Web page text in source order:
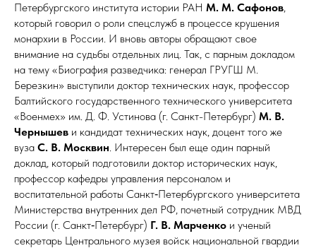
Петербургского института истории РАН М. М. Сафонов,
который говорил о роли спецслужб в процессе крушения
монархии в России. И вновь авторы обращают свое
внимание на судьбы отдельных лиц. Так, с парным докладом
на тему «Биография разведчика: генерал ГРУГШ М.
Березкин» выступили доктор технических наук, профессор
Балтийского государственного технического университета
«Военмех» им. Д. Ф. Устинова (г. Санкт-Петербург) М. В.
Чернышев и кандидат технических наук, доцент того же
вуза С. В. Москвин. Интересен был еще один парный
доклад, который подготовили доктор исторических наук,
профессор кафедры управления персоналом и
воспитательной работы Санкт‑Петербургского университета
Министерства внутренних дел РФ, почетный сотрудник МВД
России (г. Санкт‑Петербург) Г. В. Марченко и ученый
секретарь Центрального музея войск национальной гвардии